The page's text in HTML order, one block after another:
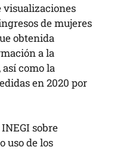
visualizaciones
de mujeres
obtenida
a la
como la
en 2020 por
sobre
uso de los